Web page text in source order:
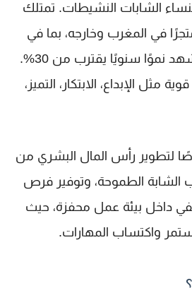
الشابات النشيطات. تمتلك
في المغرب وخارجه، بما في
نموًا سنويًا يقترب من 30%
.
قوية مثل الإبداع، الابتكار، التميز،
لتطوير رأس المال البشري من
الشابة الطموحة، وتوفير فرص
داخل بيئة عمل محفزة، حيث
واكتساب المهارات.